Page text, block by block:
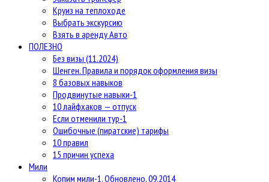
Круиз на теплоходе
Выбрать экскурсию
Взять в аренду Авто
ПОЛЕЗНО
Без визы (11.2024)
Шенген. Правила и порядок оформления визы
8 базовых навыков
Продвинутые навыки-1
10 лайфхаков — отпуск
Если отменили тур-1
Ошибочные (пиратские) тарифы
10 правил
15 причин успеха
Мили
Копим мили-1. Обновлено, 09.2014